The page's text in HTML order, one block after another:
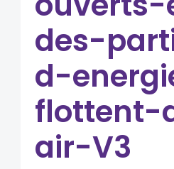
des-
d-
flottent-
air-V3